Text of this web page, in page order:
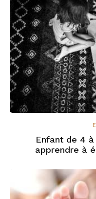
Enfant de 4
apprendre à